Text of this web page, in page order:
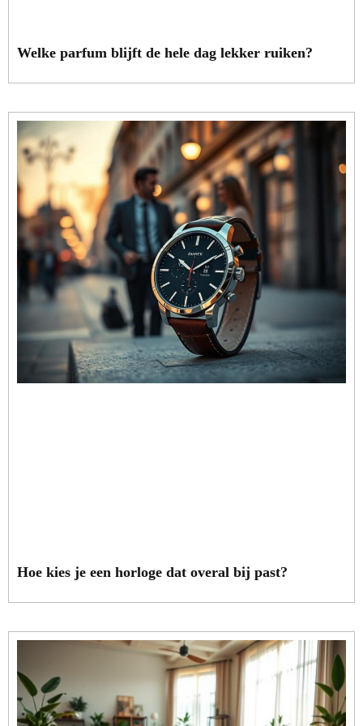
Welke parfum blijft de hele dag lekker ruiken?
Hoe kies je een horloge dat overal bij past?